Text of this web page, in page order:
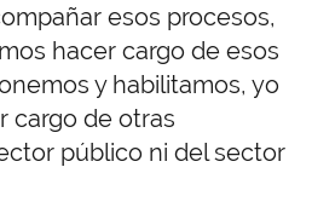
esos procesos,
hacer cargo de esos
y habilitamos, yo
cargo de otras
público ni del sector